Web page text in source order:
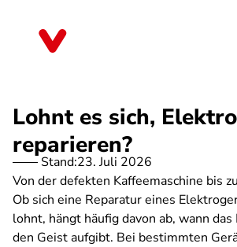
Lohnt es sich,
reparieren?
Stand:23. Juli 2026
Von der defekten Kaffeemaschine bis
Ob sich eine Reparatur eines
lohnt, hängt häufig davon ab, wann
den Geist aufgibt. Bei bestimmten